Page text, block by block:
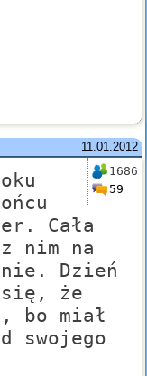
11.01.2012
1686
59
Cała
nim na
Dzień
się, że
bo miał
swojego